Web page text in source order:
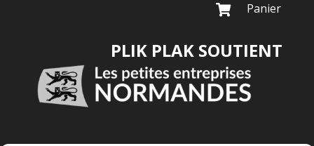
 Panier
PLIK PLAK SOUTIENT